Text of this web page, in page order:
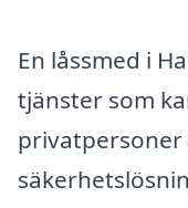
En låssmed i
tjänster som